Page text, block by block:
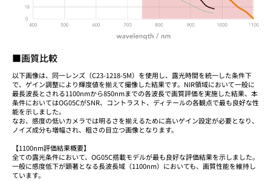
■画質比較
以下画像は、同一レンズ（C23-1218-5M）を使用し、露光時間を統一した条件下
で、ゲイン調整により輝度値を揃えて撮像した結果です。NIR領域において一般に
最長波長とされる1100nmから850nmまでの各波長で画質評価を実施した結果、本
条件においてはOG05CがSNR、コントラスト、ディテールの各観点で最も良好な性
能を示しました。
なお、感度の低いカメラでは明るさを揃えるために高いゲイン設定が必要となり、
ノイズ成分も増幅され、粗さの目立つ画像となります。
【1100nm評価結果概要】
全ての露光条件において、OG05C搭載モデルが最も良好な評価結果を示しました。
一般に感度低下が顕著となる長波長域（1100nm）においても、画質性能を維持し
ています。